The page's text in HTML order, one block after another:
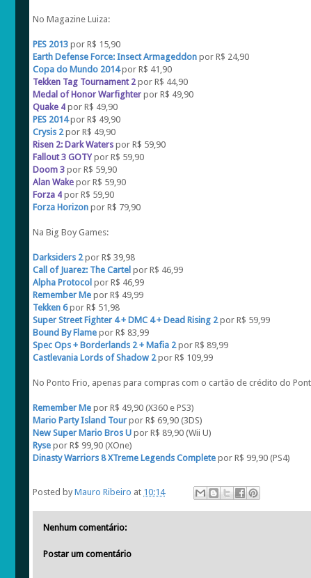
No Magazine Luiza:
PES 2013 por R$ 15,90
Earth Defense Force: Insect Armageddon por R$ 24,90
Copa do Mundo 2014por R$ 41,90
Tekken Tag Tournament 2 por R$ 44,90
Medal of Honor Warfighter por R$ 49,90
Quake 4 por R$ 49,90
PES 2014por R$ 49,90
Crysis 2por R$ 49,90
Risen 2: Dark Waters por R$ 59,90
Fallout 3 GOTY por R$ 59,90
Doom 3 por R$ 59,90
Alan Wake por R$ 59,90
Forza 4 por R$ 59,90
Forza Horizon por R$ 79,90
Na Big Boy Games:
Darksiders 2por R$ 39,98
Call of Juarez: The Cartel por R$ 46,99
Alpha Protocol por R$ 46,99
Remember Me por R$ 49,99
Tekken 6por R$ 51,98
Super Street Fighter 4 + DMC 4 + Dead Rising 2por R$ 59,99
Bound By Flame por R$ 83,99
Spec Ops + Borderlands 2 + Mafia 2por R$ 89,99
Castlevania Lords of Shadow 2por R$ 109,99
No Ponto Frio, apenas para compras com o cartão de crédito do
Remember Me por R$ 49,90 (X360 e PS3)
Mario Party Island Tour por R$ 69,90 (3DS)
New Super Mario Bros U por R$ 89,90 (Wii U)
Ryse por R$ 99,90 (XOne)
Dinasty Warriors 8 XTreme Legends Complete por R$ 99,90 (PS4)
Posted by Mauro Ribeiro at 10:14
Nenhum comentário:
Postar um comentário